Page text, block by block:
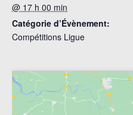
@ 17 h 00 min
Catégorie d’Évènement:
Compétitions Ligue